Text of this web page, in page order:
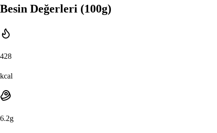
Besin Değerleri (100g)
428
kcal
6.2g